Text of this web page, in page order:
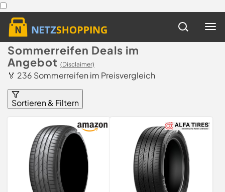
Sommerreifen Deals im
Angebot (Disclaimer)
🏅 236 Sommerreifen im Preisvergleich
Sortieren & Filtern